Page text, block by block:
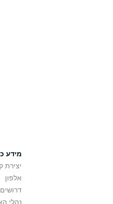
מידע
יצירת
אלפון
דרושים
נהלי